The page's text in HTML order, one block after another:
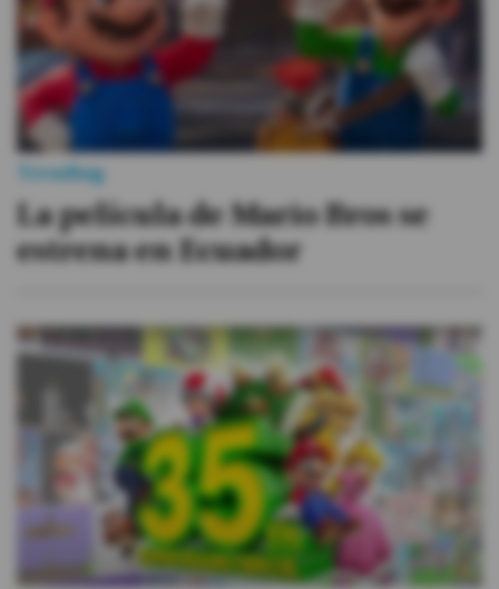
Trending
La película de Mario Bros se
estrena en Ecuador